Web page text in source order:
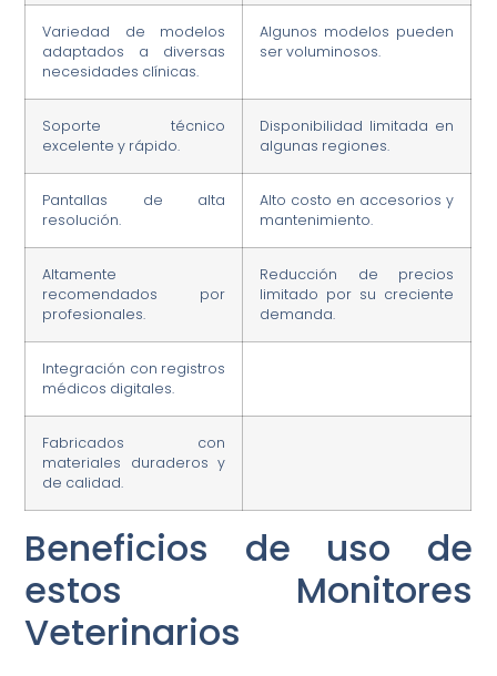
Variedad de modelos
adaptados a diversas
necesidades clínicas.
Algunos modelos pueden
ser voluminosos.
Soporte técnico
excelente y rápido.
Disponibilidad limitada en
algunas regiones.
Pantallas de alta
resolución.
Alto costo en accesorios y
mantenimiento.
Altamente
recomendados por
profesionales.
Reducción de precios
limitado por su creciente
demanda.
Integración con registros
médicos digitales.
Fabricados con
materiales duraderos y
de calidad.
Beneficios de uso de
estos Monitores
Veterinarios